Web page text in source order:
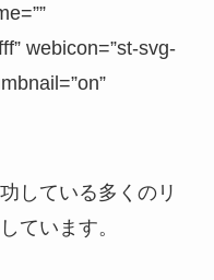
webicon=”st-svg-
している多くのリ
ています。